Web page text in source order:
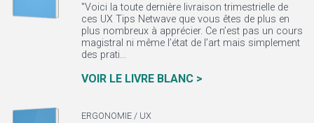
"Voici la toute dernière livraison trimestrielle de
ces UX Tips Netwave que vous êtes de plus en
plus nombreux à apprécier. Ce n’est pas un cours
magistral ni même l’état de l’art mais simplement
des prati...
VOIR LE LIVRE BLANC >
ERGONOMIE / UX